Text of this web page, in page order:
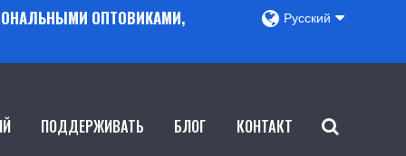
ОПТОВИКАМИ, Русский
ПОДДЕРЖИВАТЬ БЛОГ КОНТАКТ